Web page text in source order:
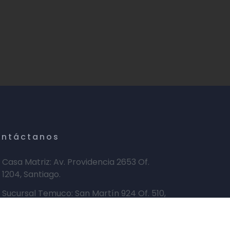
Casa Matriz: Av. Providencia 2653 Of.
1204, Santiago.
Sucursal Temuco: San Martín 924 Of. 510,